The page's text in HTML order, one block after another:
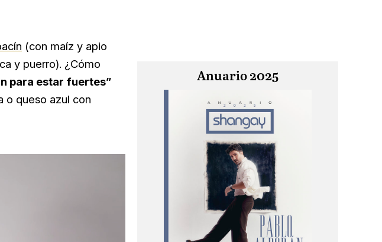
(con maíz y apio
y puerro). ¿Cómo
para estar fuertes”
o queso azul con
Anuario 2025